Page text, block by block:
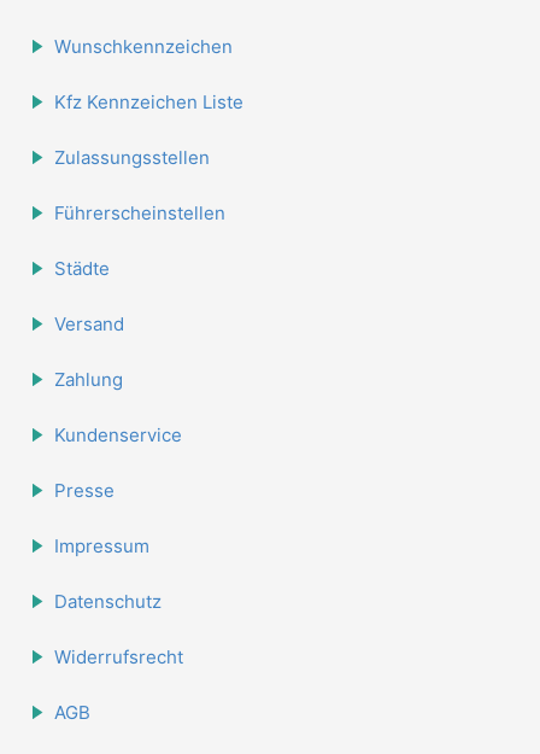
Wunschkennzeichen
Kfz Kennzeichen Liste
Zulassungsstellen
Führerscheinstellen
Städte
Versand
Zahlung
Kundenservice
Presse
Impressum
Datenschutz
Widerrufsrecht
AGB